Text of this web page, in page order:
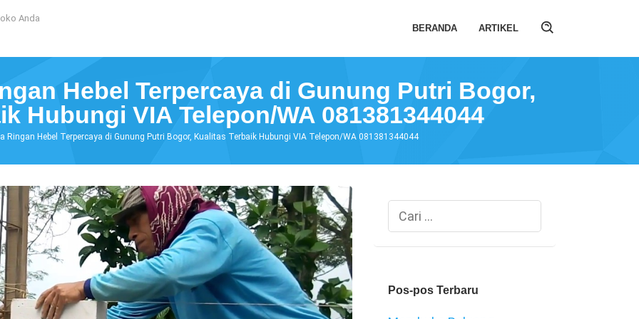
Anda
BERANDA
ARTIKEL
Hebel Terpercaya di Gunung Putri Bogor,
Hubungi VIA Telepon/WA 081381344044
Ringan Hebel Terpercaya di Gunung Putri Bogor, Kualitas Terbaik Hubungi VIA Telepon/WA 081381344044
Cari
untuk:
Pos-pos Terbaru